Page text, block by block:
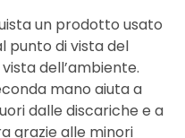
un prodotto usato
punto di vista del
dell’ambiente.
mano aiuta a
dalle discariche e a
grazie alle minori